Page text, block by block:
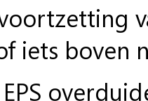
iets boven